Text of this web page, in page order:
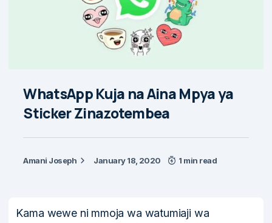
WhatsApp Kuja na Aina Mpya ya
Sticker Zinazotembea
Amani Joseph January 18, 2020 1 min read
Kama wewe ni mmoja wa watumiaji wa
Type to start searching…